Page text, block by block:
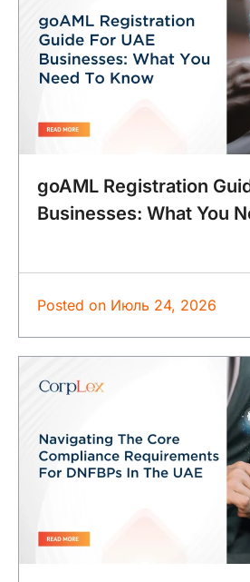
goAML Registration
Businesses: What You
Posted on Июль 24, 2026